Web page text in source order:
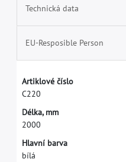
Technická data
EU-Resposible Person
Artiklové číslo
C220
Délka, mm
2000
Hlavní barva
bílá